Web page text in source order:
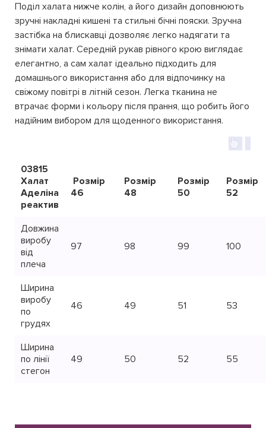
Поділ халата нижче колін, а його дизайн доповнюють
зручні накладні кишені та стильні бічні пояски. Зручна
застібка на блискавці дозволяє легко надягати та
знімати халат. Середній рукав рівного крою виглядає
елегантно, а сам халат ідеально підходить для
домашнього використання або для відпочинку на
свіжому повітрі в літній сезон. Легка тканина не
втрачає форми і кольору після прання, що робить його
надійним вибором для щоденного використання.
03815
Халат
Аделіна
реактив
Розмір
46
Розмір
48
Розмір
50
Розмір
52
Довжина
виробу
від
плеча
97 98 99 100
Ширина
виробу
по
грудях
46 49 51 53
Ширина
по лінії
стегон
49 50 52 55